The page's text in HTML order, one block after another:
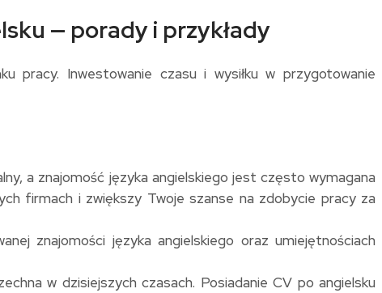
— porady i przykłady
pracy. Inwestowanie czasu i wysiłku w przygotowanie
a znajomość języka angielskiego jest często wymagana
firmach i zwiększy Twoje szanse na zdobycie pracy za
znajomości języka angielskiego oraz umiejętnościach
w dzisiejszych czasach. Posiadanie CV po angielsku